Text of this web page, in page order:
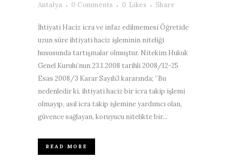
Antalya
0 Comments 0 Likes Share
İhtiyati Haciz icra ve infaz edilmemesi Öğretide
uzun süre ihtiyati haciz işleminin niteliği
hususunda tartışmalar olmuştur. Nitekim Hukuk
Genel Kurulu’nun 23.1.2008 tarihli 2008/12-25
Esas 2008/3 Karar Sayılı3 kararında; ‘’Bu
nedenledir ki, ihtiyati haciz bir icra takip işlemi
olmayıp, asıl icra takip işlemine yardımcı olan,
güvence sağlayan, koruyucu nitelikte bir...
READ MORE